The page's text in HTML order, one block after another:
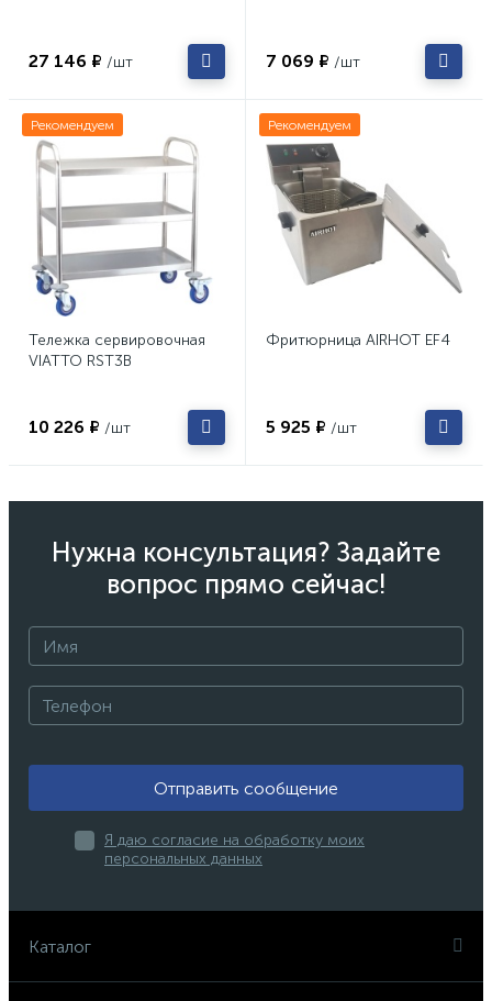
27 146 ₽ /шт 7 069 ₽ /шт
Рекомендуем
Тележка сервировочная
VIATTO RST3B
10 226 ₽ /шт
Рекомендуем
Фритюрница AIRHOT EF4
5 925 ₽ /шт
Нужна консультация? Задайте
вопрос прямо сейчас!
Отправить сообщение
Я даю согласие на обработку моих
персональных данных
Каталог